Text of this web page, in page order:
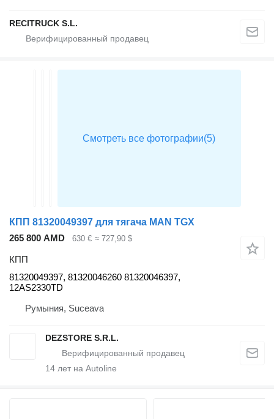
RECITRUCK S.L.
КПП 81320049397 для тягача MAN TGX
265 800 AMD
630 € ≈ 727,90 $
КПП
81320049397, 81320046260 81320046397,
12AS2330TD
Румыния, Suceava
DEZSTORE S.R.L.
14 лет на Autoline